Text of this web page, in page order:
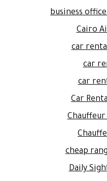
business
Cairo
car
car
car
Car
cheap
Daily